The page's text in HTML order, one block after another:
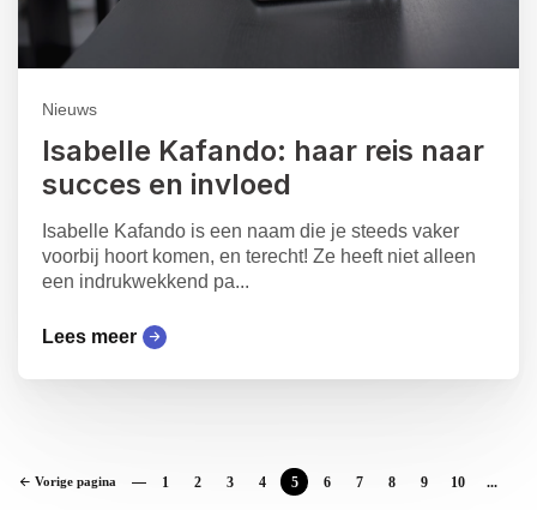
Nieuws
Isabelle Kafando: haar reis naar
succes en invloed
Isabelle Kafando is een naam die je steeds vaker
voorbij hoort komen, en terecht! Ze heeft niet alleen
een indrukwekkend pa...
Lees meer
Vorige pagina 1 2 3 4 5 6 7 8 9 10 ...